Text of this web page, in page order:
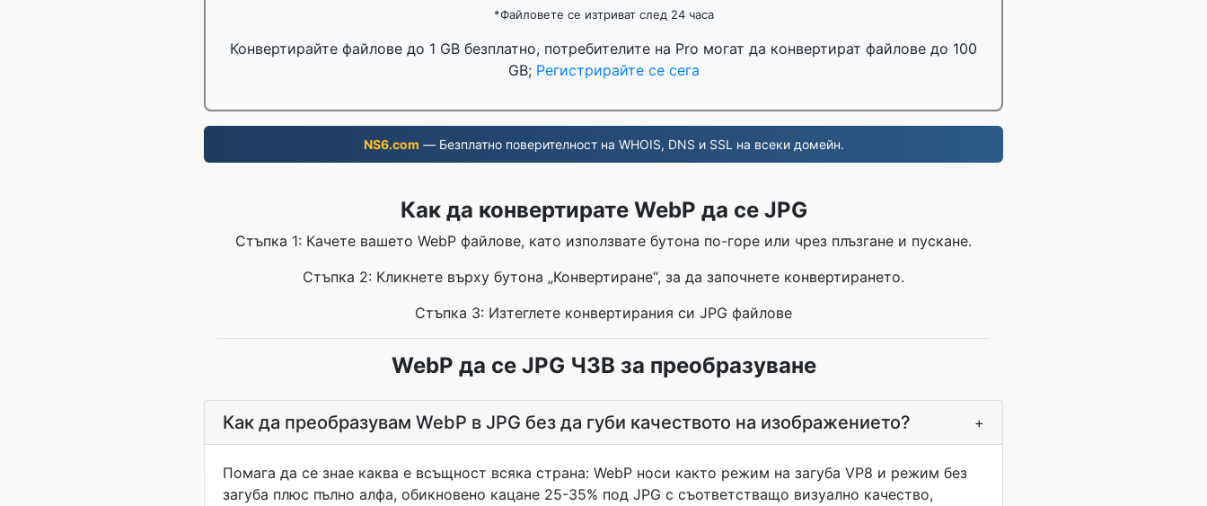
*Файловете се изтриват след 24 часа
Конвертирайте файлове до 1 GB безплатно, потребителите на Pro могат да конвертират файлове до 100
GB; Регистрирайте се сега
NS6.com — Безплатно поверителност на WHOIS, DNS и SSL на всеки домейн.
Как да конвертирате WebP да се JPG
Стъпка 1: Качете вашето WebP файлове, като използвате бутона по-горе или чрез плъзгане и пускане.
Стъпка 2: Кликнете върху бутона „Конвертиране“, за да започнете конвертирането.
Стъпка 3: Изтеглете конвертирания си JPG файлове
WebP да се JPG ЧЗВ за преобразуване
Как да преобразувам WebP в JPG без да губи качеството на изображението? +
Помага да се знае каква е всъщност всяка страна: WebP носи както режим на загуба VP8 и режим без
загуба плюс пълно алфа, обикновено кацане 25-35% под JPG с съответстващо визуално качество,